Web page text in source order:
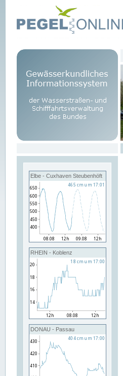
Elbe - Cuxhaven Steubenhöft
RHEIN - Koblenz
DONAU - Passau